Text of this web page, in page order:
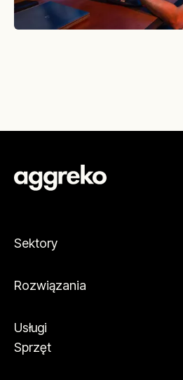
Sektory
Rozwiązania
Usługi
Sprzęt